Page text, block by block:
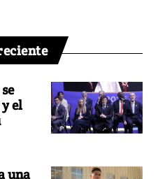
el
una